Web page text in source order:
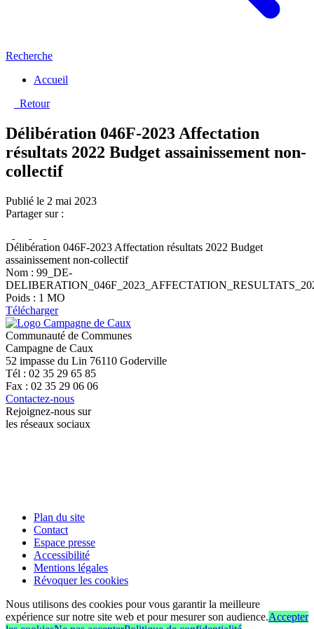
Recherche
Accueil
Retour
Délibération 046F-2023 Affectation
résultats 2022 Budget assainissement non-
collectif
Publié le 2 mai 2023
Partager sur :
Délibération 046F-2023 Affectation résultats 2022 Budget
assainissement non-collectif
Nom : 99_DE-
Poids : 1 MO
Télécharger
Communauté de Communes
Campagne de Caux
52 impasse du Lin 76110 Goderville
Tél : 02 35 29 65 85
Fax : 02 35 29 06 06
Contactez-nous
Rejoignez-nous sur
les réseaux sociaux
Plan du site
Contact
Espace presse
Accessibilité
Mentions légales
Révoquer les cookies
Nous utilisons des cookies pour vous garantir la meilleure
expérience sur notre site web et pour mesurer son audience.Accepter